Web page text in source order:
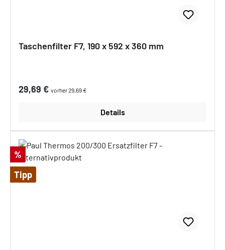
Taschenfilter F7, 190 x 592 x 360 mm
Regulärer Preis:
29,69 € vorher 29,69 €
Details
Rabatt
%
Tipp